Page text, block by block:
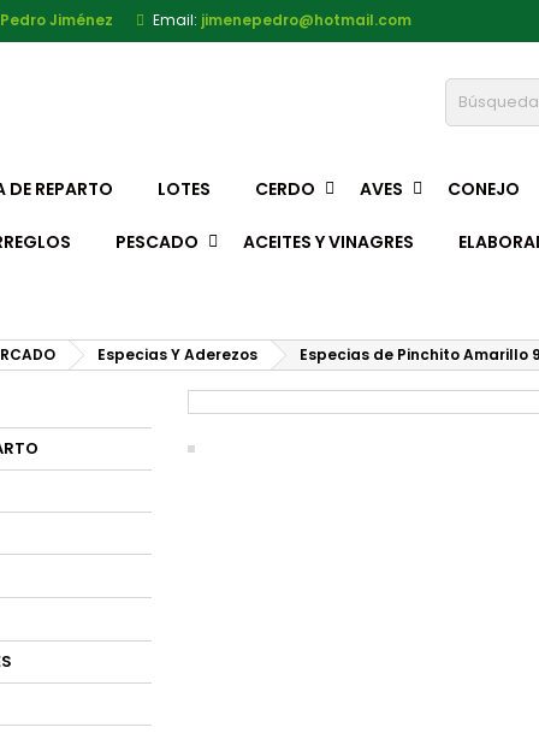
Jiménez Email: jimenepedro@hotmail.com
DE REPARTO LOTES CERDO AVES CONEJO
PESCADO ACEITES Y VINAGRES
Especias Y Aderezos Especias de Pinchito Amarillo